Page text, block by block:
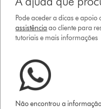
Pode aceder a dicas e apoio
assistência ao cliente para
tutoriais e mais informações
Não encontrou a